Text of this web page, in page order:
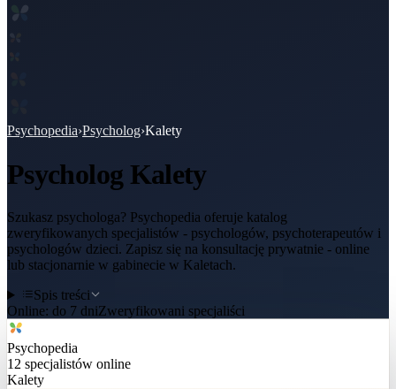
Psychopedia›Psycholog›Kalety
Psycholog Kalety
Szukasz psychologa? Psychopedia oferuje katalog
zweryfikowanych specjalistów - psychologów, psychoterapeutów i
psychologów dzieci. Zapisz się na konsultację prywatnie - online
lub stacjonarnie w gabinecie w Kaletach.
Spis treści
Online: do 7 dniZweryfikowani specjaliści
Psychopedia
12 specjalistów online
Kalety